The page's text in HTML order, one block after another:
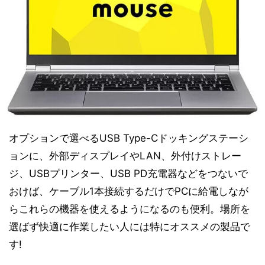
オプションで選べるUSB Type-Cドッキングステーシ
ョンに、外部ディスプレイやLAN、外付けストレー
ジ、USBプリンター、USB PD充電器などをつないで
おけば、ケーブル1本接続するだけでPCに給電しなが
らこれらの機器を使えるようになるのも便利。場所を
選ばず快適に作業したい人には特にオススメの製品で
す!